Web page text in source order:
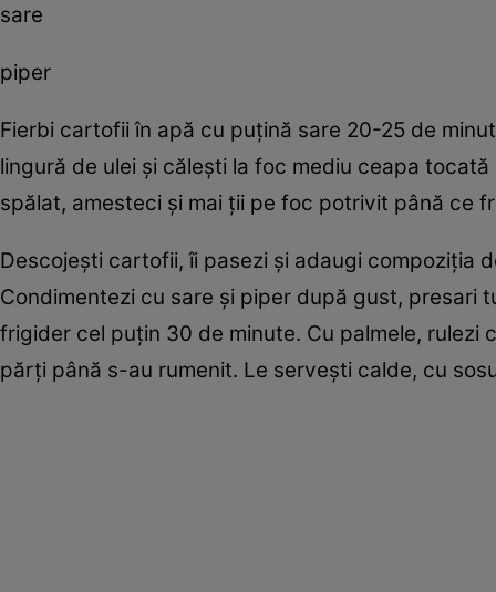
sare
piper
Fierbi cartofii în apă cu puţină sare 20-25 de
lingură de ulei şi căleşti la foc mediu ceapa
spălat, amesteci şi mai ţii pe foc potrivit până ce
Descojeşti cartofii, îi pasezi şi adaugi compoziţia
Condimentezi cu sare şi piper după gust, presari
frigider cel puţin 30 de minute. Cu palmele,
părţi până s-au rumenit. Le serveşti calde, cu